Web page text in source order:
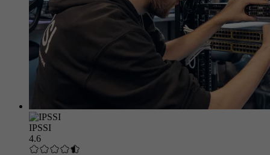
IPSSI
4.6